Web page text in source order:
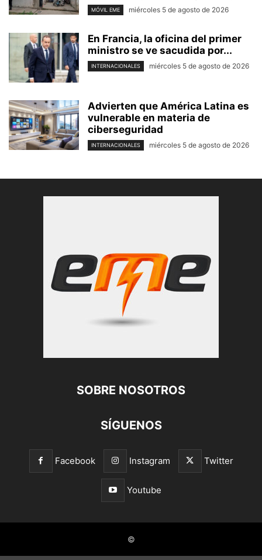
MÓVIL EME miércoles 5 de agosto de 2026
En Francia, la oficina del primer
ministro se ve sacudida por...
INTERNACIONALES miércoles 5 de agosto de 2026
Advierten que América Latina es
vulnerable en materia de
ciberseguridad
INTERNACIONALES miércoles 5 de agosto de 2026
SOBRE NOSOTROS
SÍGUENOS
Facebook Instagram Twitter
Youtube
©